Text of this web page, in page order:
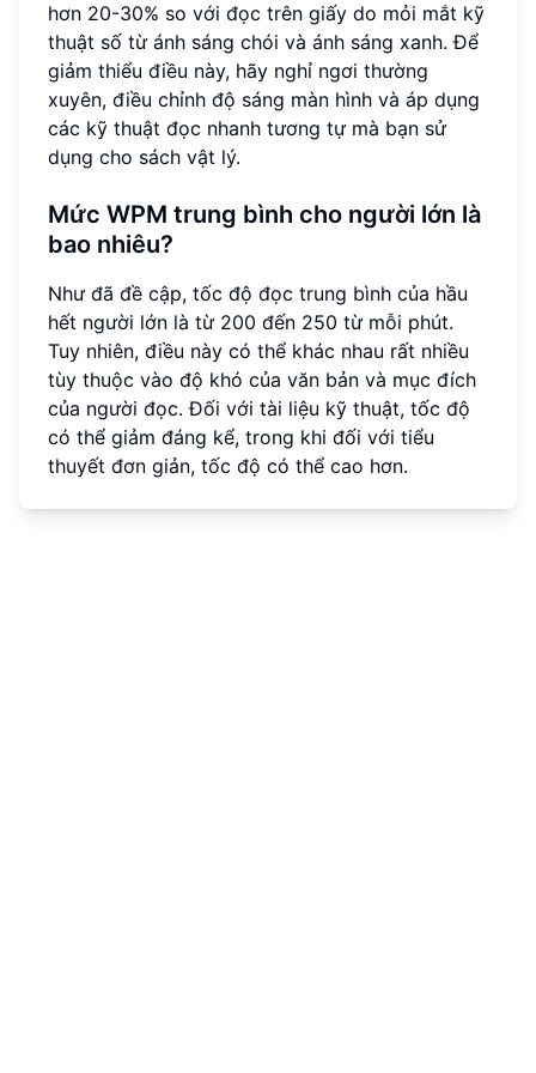
hơn 20-30% so với đọc trên giấy do mỏi mắt kỹ
thuật số từ ánh sáng chói và ánh sáng xanh. Để
giảm thiểu điều này, hãy nghỉ ngơi thường
xuyên, điều chỉnh độ sáng màn hình và áp dụng
các kỹ thuật đọc nhanh tương tự mà bạn sử
dụng cho sách vật lý.
Mức WPM trung bình cho người lớn là
bao nhiêu?
Như đã đề cập, tốc độ đọc trung bình của hầu
hết người lớn là từ 200 đến 250 từ mỗi phút.
Tuy nhiên, điều này có thể khác nhau rất nhiều
tùy thuộc vào độ khó của văn bản và mục đích
của người đọc. Đối với tài liệu kỹ thuật, tốc độ
có thể giảm đáng kể, trong khi đối với tiểu
thuyết đơn giản, tốc độ có thể cao hơn.